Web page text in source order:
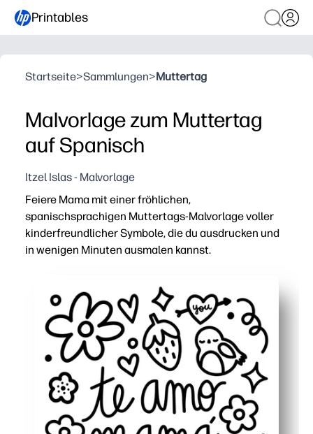
Printables
Startseite>Sammlungen>Muttertag
Malvorlage zum Muttertag
auf Spanisch
Itzel Islas - Malvorlage
Feiere Mama mit einer fröhlichen,
spanischsprachigen Muttertags-Malvorlage voller
kinderfreundlicher Symbole, die du ausdrucken und
in wenigen Minuten ausmalen kannst.
Für jedes Alter geeignet — einfache Formen für kleine
Fördert Fähigkeiten — Feinmotorik, Farberkennung
Vielseitig einsetzbar — verwandeln Sie fertige